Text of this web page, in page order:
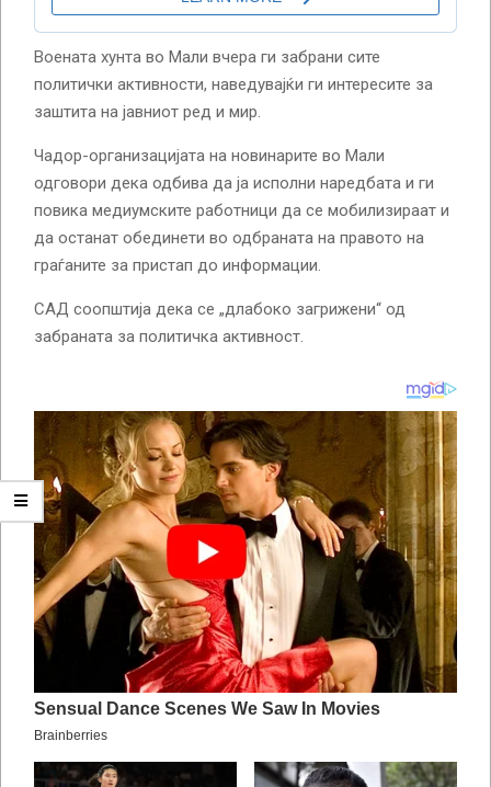
Воената хунта во Мали вчера ги забрани сите
политички активности, наведувајќи ги интересите за
заштита на јавниот ред и мир.
Чадор-организацијата на новинарите во Мали
одговори дека одбива да ја исполни наредбата и ги
повика медиумските работници да се мобилизираат и
да останат обединети во одбраната на правото на
граѓаните за пристап до информации.
САД соопштија дека се „длабоко загрижени“ од
забраната за политичка активност.